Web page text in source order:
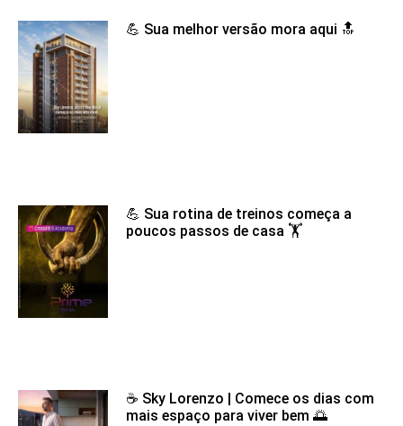
💪 Sua melhor versão mora aqui 🔝
💪 Sua rotina de treinos começa a
poucos passos de casa 🏋️
☕ Sky Lorenzo | Comece os dias com
mais espaço para viver bem 🌅